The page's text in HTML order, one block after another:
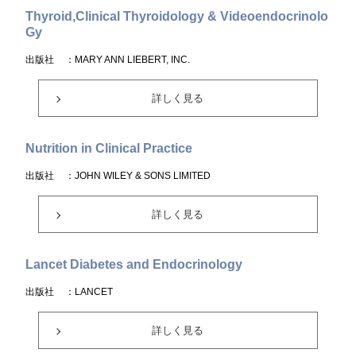
Thyroid,Clinical Thyroidology & Videoendocrinolo
Gy
出版社 ：MARY ANN LIEBERT, INC.
詳しく見る
Nutrition in Clinical Practice
出版社 ：JOHN WILEY & SONS LIMITED
詳しく見る
Lancet Diabetes and Endocrinology
出版社 ：LANCET
詳しく見る